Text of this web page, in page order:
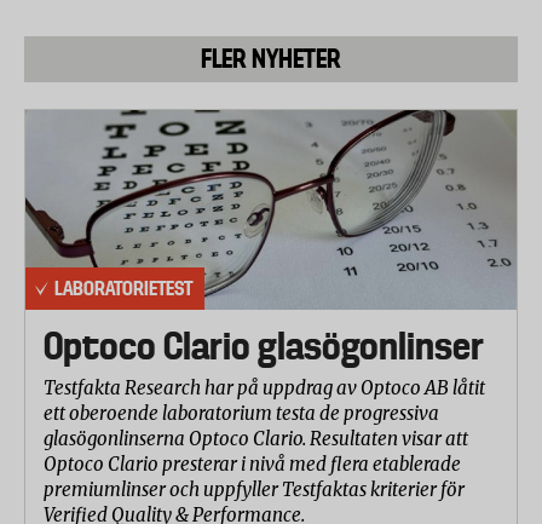
Lipton Clear Green
Kung Markatta Grönt te
Ica Grönt Te Citron
Friggs Citron Ingefära
Lord Nelson Natural
Celestial Green tea
Twining Pure Green
Willys Grönt Te Citrus
Clipper
Bekämpningsmedel
Alla fabrikat utom Clipper innehöll spår av
bekämpningsmedel. Inget av dem överskred dock
några gränsvärden. Eftersom det finns en möjlighet
att effekten från olika bekämpningsmedel
samverkar och därigenom ökar den negativa
FLER NYHETER
LABORATORIETEST
Optoco Clario glasögonlinser
Testfakta Research har på uppdrag av Optoco AB låtit
ett oberoende laboratorium testa de progressiva
glasögonlinserna Optoco Clario. Resultaten visar att
Optoco Clario presterar i nivå med flera etablerade
premiumlinser och uppfyller Testfaktas kriterier för
Verified Quality & Performance.